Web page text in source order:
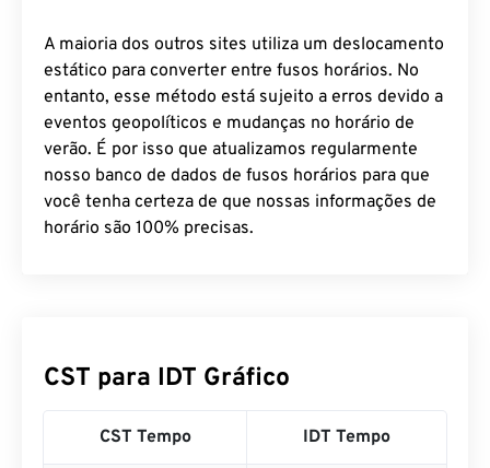
A maioria dos outros sites utiliza um deslocamento
estático para converter entre fusos horários. No
entanto, esse método está sujeito a erros devido a
eventos geopolíticos e mudanças no horário de
verão. É por isso que atualizamos regularmente
nosso banco de dados de fusos horários para que
você tenha certeza de que nossas informações de
horário são 100% precisas.
CST para IDT Gráfico
CST Tempo IDT Tempo